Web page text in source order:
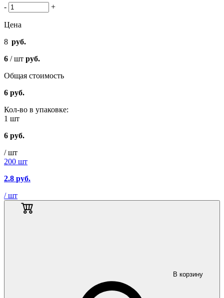
- +
Цена
8 руб.
6 / шт руб.
Общая стоимость
6 руб.
Кол-во в упаковке:
1 шт
6 руб.
/ шт
200 шт
2.8 руб.
/ шт
В корзину